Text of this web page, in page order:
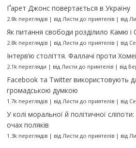
Ґарет Джонс повертається в Україну
2.8k переглядів| від Листи до приятелів| від
Як питання свободи розділило Камю і
2.8k переглядів| від Листи до приятелів| від
Інтерв’ю століття. Фаллачі проти
2.1k перегляди | від Листи до приятелів| від
Facebook та Twitter використовують
громадською думкою
1.7k переглядів| від Листи до приятелів| від
У колі моральної й політичної сліпоти:
очах поляків
1.3k переглядів| від Листи до приятелів| від